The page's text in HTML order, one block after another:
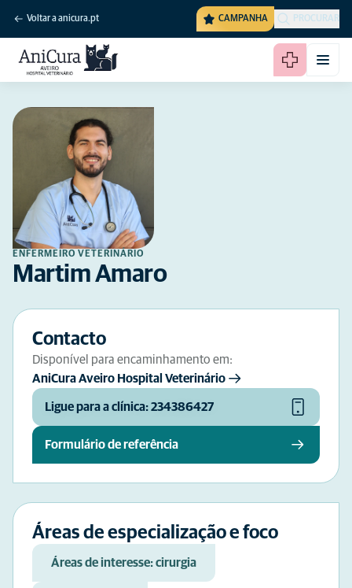
Voltar a anicura.pt CAMPANHA PROCURAR
ENFERMEIRO VETERINÁRIO
Martim Amaro
Contacto
Disponível para encaminhamento em:
AniCura Aveiro Hospital Veterinário
Ligue para a clínica: 234386427
Formulário de referência
Áreas de especialização e foco
Áreas de interesse: cirurgia